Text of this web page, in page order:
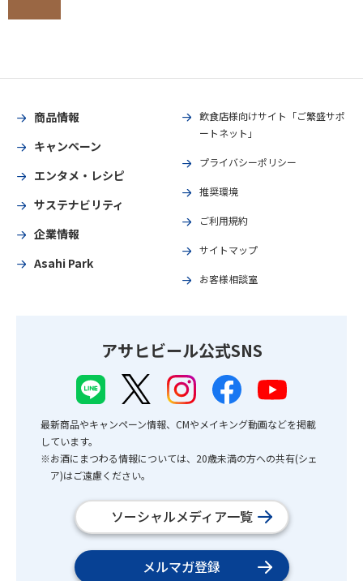
商品情報
キャンペーン
エンタメ・レシピ
サステナビリティ
企業情報
Asahi Park
飲食店様向けサイト「ご繁盛サポ
ートネット」
プライバシーポリシー
推奨環境
ご利用規約
サイトマップ
お客様相談室
アサヒビール公式SNS
最新商品やキャンペーン情報、CMやメイキング動画などを掲載
しています。
※お酒にまつわる情報については、20歳未満の方への共有(シェ
ア)はご遠慮ください。
ソーシャルメディア一覧
メルマガ登録